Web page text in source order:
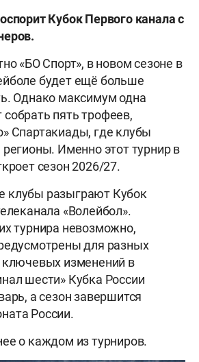
Кубок Первого канала с
«БО Спорт», в новом сезоне в
будет ещё больше
Однако максимум одна
пять трофеев,
Спартакиады, где клубы
регионы. Именно этот турнир в
сезон 2026/27.
клубы разыграют Кубок
«Волейбол».
турнира невозможно,
для разных
изменений в
шести» Кубка России
а сезон завершится
России.
о каждом из турниров.